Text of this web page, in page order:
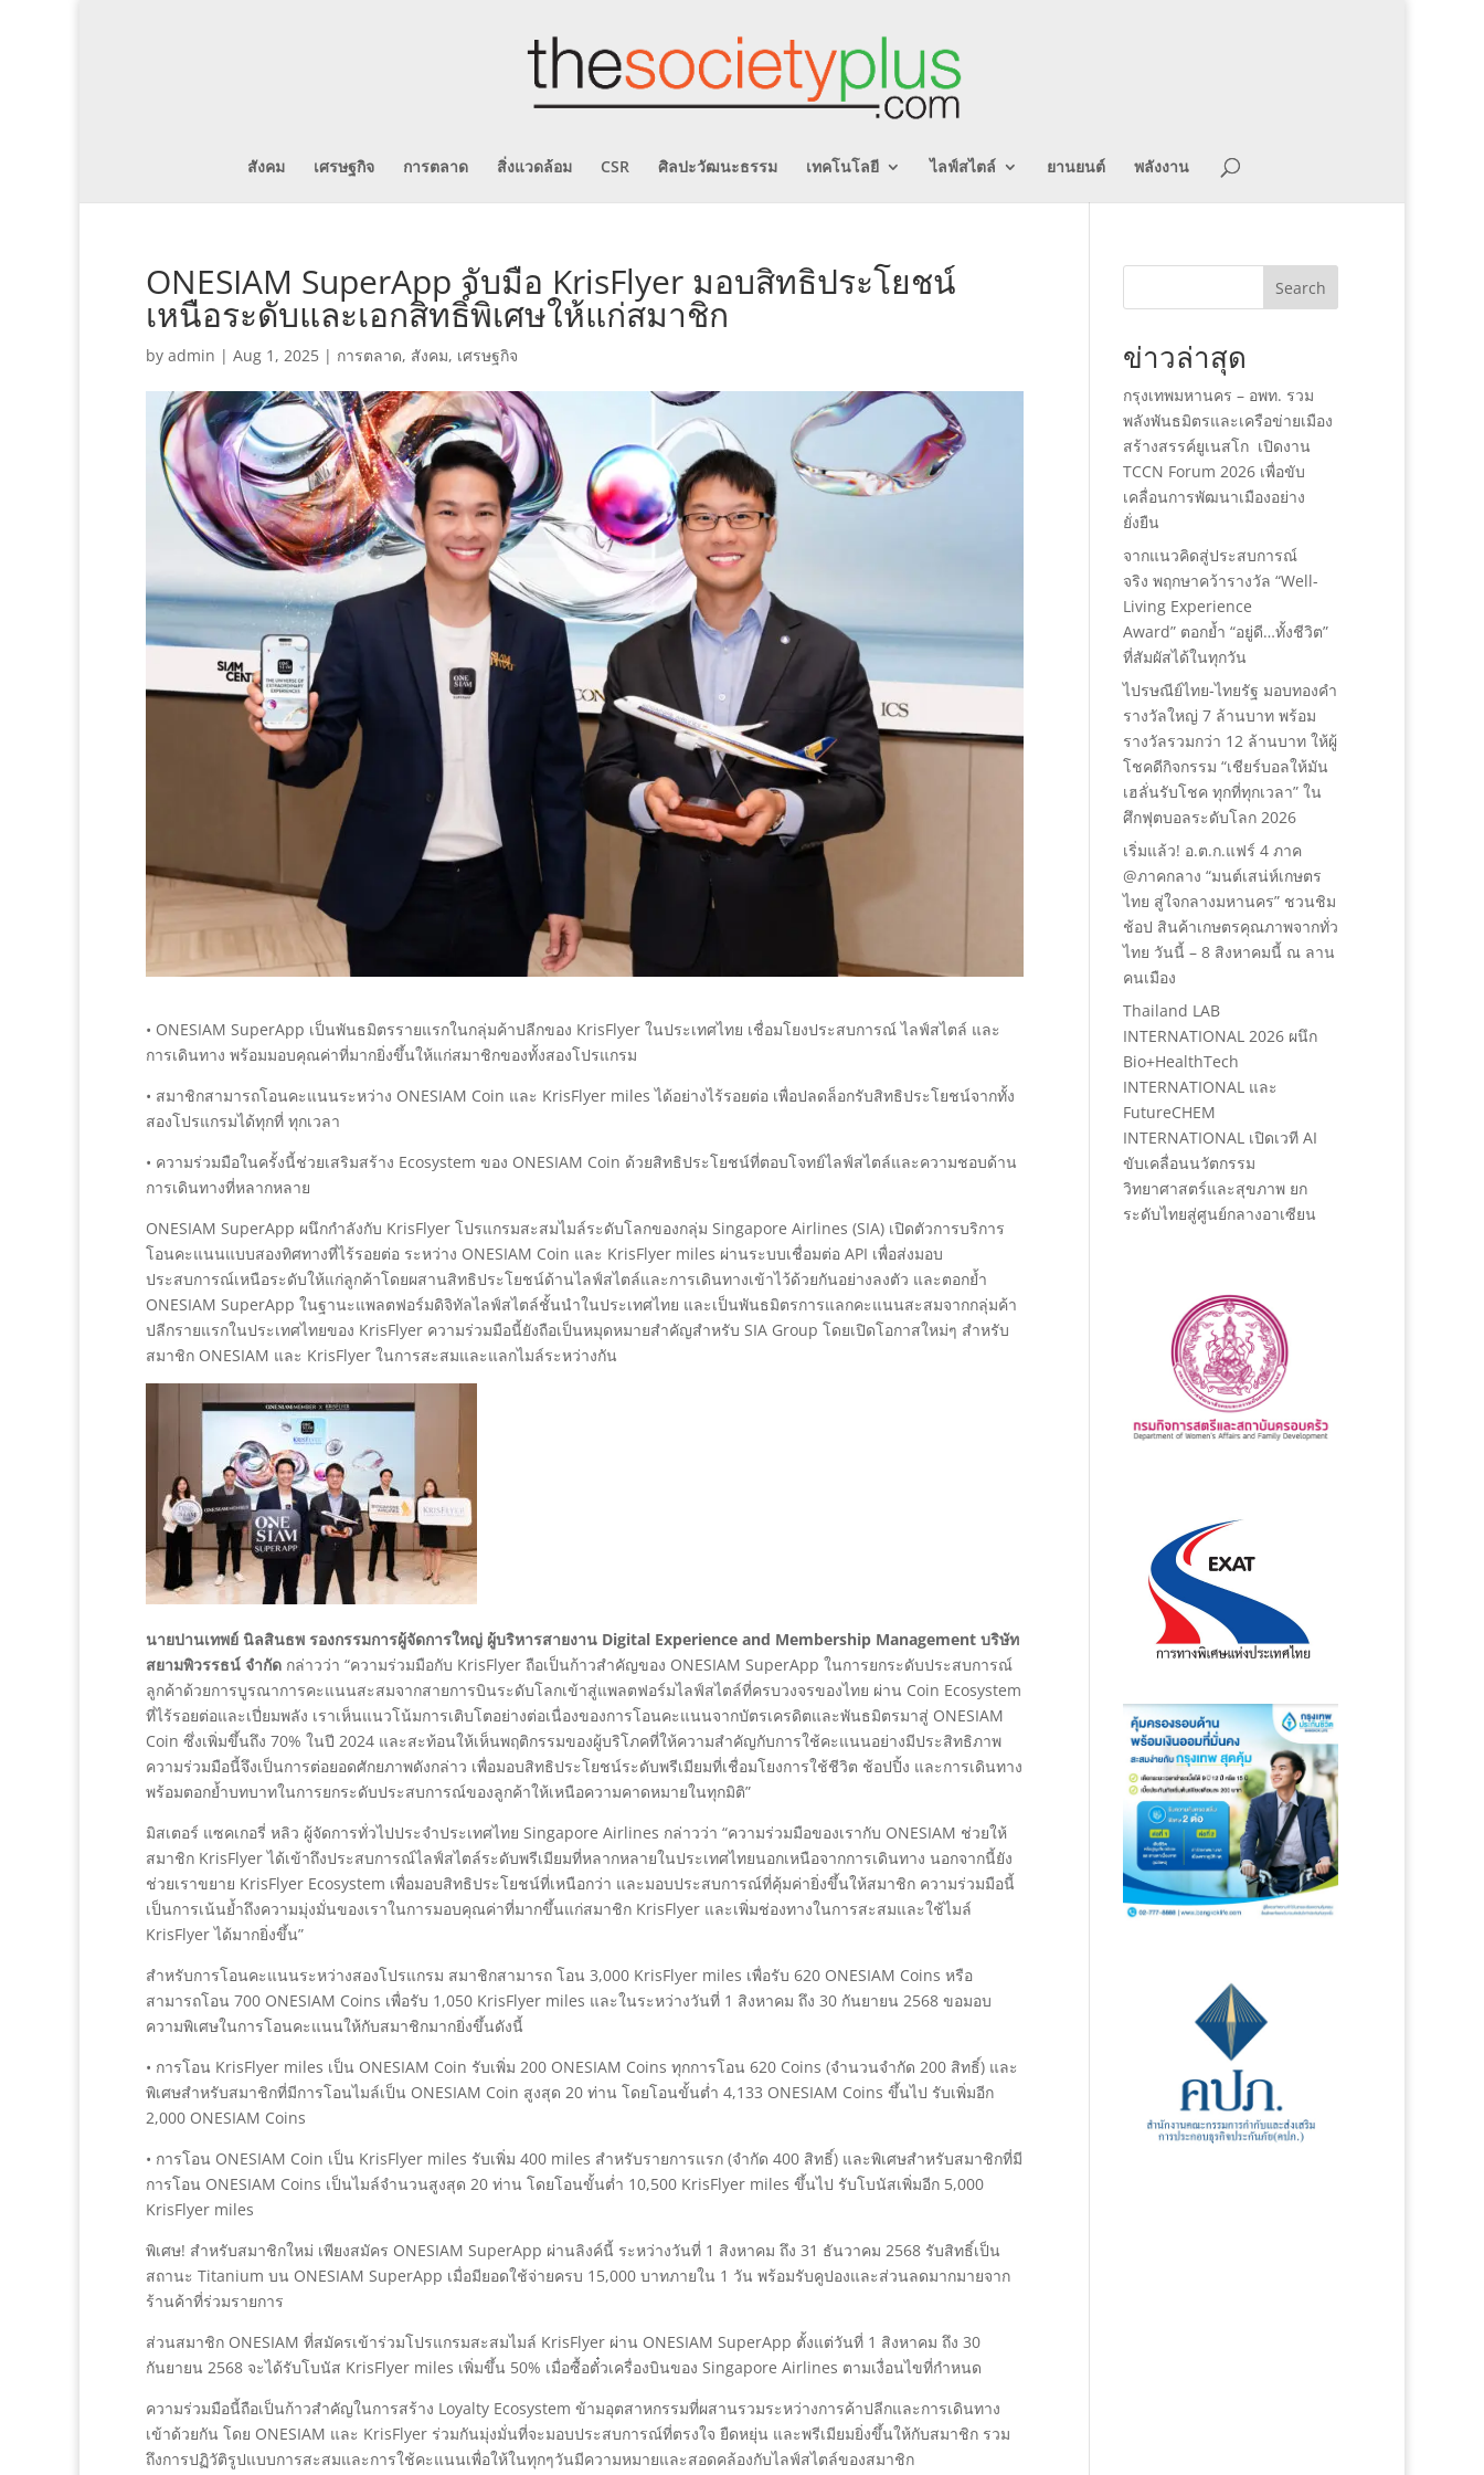
สังคม เศรษฐกิจ การตลาด สิ่งแวดล้อม CSR ศิลปะวัฒนะธรรม เทคโนโลยี ไลฟ์สไตล์ ยานยนต์ พลังงาน
ONESIAM SuperApp จับมือ KrisFlyer มอบสิทธิประโยชน์
เหนือระดับและเอกสิทธิ์พิเศษให้แก่สมาชิก
by admin | Aug 1, 2025 | การตลาด, สังคม, เศรษฐกิจ
• ONESIAM SuperApp เป็นพันธมิตรรายแรกในกลุ่มค้าปลีกของ KrisFlyer ในประเทศไทย เชื่อมโยงประสบการณ์ ไลฟ์สไตล์ และ
การเดินทาง พร้อมมอบคุณค่าที่มากยิ่งขึ้นให้แก่สมาชิกของทั้งสองโปรแกรม
• สมาชิกสามารถโอนคะแนนระหว่าง ONESIAM Coin และ KrisFlyer miles ได้อย่างไร้รอยต่อ เพื่อปลดล็อกรับสิทธิประโยชน์จากทั้ง
สองโปรแกรมได้ทุกที่ ทุกเวลา
• ความร่วมมือในครั้งนี้ช่วยเสริมสร้าง Ecosystem ของ ONESIAM Coin ด้วยสิทธิประโยชน์ที่ตอบโจทย์ไลฟ์สไตล์และความชอบด้าน
การเดินทางที่หลากหลาย
ONESIAM SuperApp ผนึกกำลังกับ KrisFlyer โปรแกรมสะสมไมล์ระดับโลกของกลุ่ม Singapore Airlines (SIA) เปิดตัวการบริการ
โอนคะแนนแบบสองทิศทางที่ไร้รอยต่อ ระหว่าง ONESIAM Coin และ KrisFlyer miles ผ่านระบบเชื่อมต่อ API เพื่อส่งมอบ
ประสบการณ์เหนือระดับให้แก่ลูกค้าโดยผสานสิทธิประโยชน์ด้านไลฟ์สไตล์และการเดินทางเข้าไว้ด้วยกันอย่างลงตัว และตอกย้ำ
ONESIAM SuperApp ในฐานะแพลตฟอร์มดิจิทัลไลฟ์สไตล์ชั้นนำในประเทศไทย และเป็นพันธมิตรการแลกคะแนนสะสมจากกลุ่มค้า
ปลีกรายแรกในประเทศไทยของ KrisFlyer ความร่วมมือนี้ยังถือเป็นหมุดหมายสำคัญสำหรับ SIA Group โดยเปิดโอกาสใหม่ๆ สำหรับ
สมาชิก ONESIAM และ KrisFlyer ในการสะสมและแลกไมล์ระหว่างกัน
นายปานเทพย์ นิลสินธพ รองกรรมการผู้จัดการใหญ่ ผู้บริหารสายงาน Digital Experience and Membership Management บริษัท
สยามพิวรรธน์ จำกัด กล่าวว่า “ความร่วมมือกับ KrisFlyer ถือเป็นก้าวสำคัญของ ONESIAM SuperApp ในการยกระดับประสบการณ์
ลูกค้าด้วยการบูรณาการคะแนนสะสมจากสายการบินระดับโลกเข้าสู่แพลตฟอร์มไลฟ์สไตล์ที่ครบวงจรของไทย ผ่าน Coin Ecosystem
ที่ไร้รอยต่อและเปี่ยมพลัง เราเห็นแนวโน้มการเติบโตอย่างต่อเนื่องของการโอนคะแนนจากบัตรเครดิตและพันธมิตรมาสู่ ONESIAM
Coin ซึ่งเพิ่มขึ้นถึง 70% ในปี 2024 และสะท้อนให้เห็นพฤติกรรมของผู้บริโภคที่ให้ความสำคัญกับการใช้คะแนนอย่างมีประสิทธิภาพ
ความร่วมมือนี้จึงเป็นการต่อยอดศักยภาพดังกล่าว เพื่อมอบสิทธิประโยชน์ระดับพรีเมียมที่เชื่อมโยงการใช้ชีวิต ช้อปปิ้ง และการเดินทาง
พร้อมตอกย้ำบทบาทในการยกระดับประสบการณ์ของลูกค้าให้เหนือความคาดหมายในทุกมิติ”
มิสเตอร์ แซคเกอรี่ หลิว ผู้จัดการทั่วไปประจำประเทศไทย Singapore Airlines กล่าวว่า “ความร่วมมือของเรากับ ONESIAM ช่วยให้
สมาชิก KrisFlyer ได้เข้าถึงประสบการณ์ไลฟ์สไตล์ระดับพรีเมียมที่หลากหลายในประเทศไทยนอกเหนือจากการเดินทาง นอกจากนี้ยัง
ช่วยเราขยาย KrisFlyer Ecosystem เพื่อมอบสิทธิประโยชน์ที่เหนือกว่า และมอบประสบการณ์ที่คุ้มค่ายิ่งขึ้นให้สมาชิก ความร่วมมือนี้
เป็นการเน้นย้ำถึงความมุ่งมั่นของเราในการมอบคุณค่าที่มากขึ้นแก่สมาชิก KrisFlyer และเพิ่มช่องทางในการสะสมและใช้ไมล์
KrisFlyer ได้มากยิ่งขึ้น”
สำหรับการโอนคะแนนระหว่างสองโปรแกรม สมาชิกสามารถ โอน 3,000 KrisFlyer miles เพื่อรับ 620 ONESIAM Coins หรือ
สามารถโอน 700 ONESIAM Coins เพื่อรับ 1,050 KrisFlyer miles และในระหว่างวันที่ 1 สิงหาคม ถึง 30 กันยายน 2568 ขอมอบ
ความพิเศษในการโอนคะแนนให้กับสมาชิกมากยิ่งขึ้นดังนี้
• การโอน KrisFlyer miles เป็น ONESIAM Coin รับเพิ่ม 200 ONESIAM Coins ทุกการโอน 620 Coins (จำนวนจำกัด 200 สิทธิ์) และ
พิเศษสำหรับสมาชิกที่มีการโอนไมล์เป็น ONESIAM Coin สูงสุด 20 ท่าน โดยโอนขั้นต่ำ 4,133 ONESIAM Coins ขึ้นไป รับเพิ่มอีก
2,000 ONESIAM Coins
• การโอน ONESIAM Coin เป็น KrisFlyer miles รับเพิ่ม 400 miles สำหรับรายการแรก (จำกัด 400 สิทธิ์) และพิเศษสำหรับสมาชิกที่มี
การโอน ONESIAM Coins เป็นไมล์จำนวนสูงสุด 20 ท่าน โดยโอนขั้นต่ำ 10,500 KrisFlyer miles ขึ้นไป รับโบนัสเพิ่มอีก 5,000
KrisFlyer miles
พิเศษ! สำหรับสมาชิกใหม่ เพียงสมัคร ONESIAM SuperApp ผ่านลิงค์นี้ ระหว่างวันที่ 1 สิงหาคม ถึง 31 ธันวาคม 2568 รับสิทธิ์เป็น
สถานะ Titanium บน ONESIAM SuperApp เมื่อมียอดใช้จ่ายครบ 15,000 บาทภายใน 1 วัน พร้อมรับคูปองและส่วนลดมากมายจาก
ร้านค้าที่ร่วมรายการ
ส่วนสมาชิก ONESIAM ที่สมัครเข้าร่วมโปรแกรมสะสมไมล์ KrisFlyer ผ่าน ONESIAM SuperApp ตั้งแต่วันที่ 1 สิงหาคม ถึง 30
กันยายน 2568 จะได้รับโบนัส KrisFlyer miles เพิ่มขึ้น 50% เมื่อซื้อตั๋วเครื่องบินของ Singapore Airlines ตามเงื่อนไขที่กำหนด
ความร่วมมือนี้ถือเป็นก้าวสำคัญในการสร้าง Loyalty Ecosystem ข้ามอุตสาหกรรมที่ผสานรวมระหว่างการค้าปลีกและการเดินทาง
เข้าด้วยกัน โดย ONESIAM และ KrisFlyer ร่วมกันมุ่งมั่นที่จะมอบประสบการณ์ที่ตรงใจ ยืดหยุ่น และพรีเมียมยิ่งขึ้นให้กับสมาชิก รวม
ถึงการปฏิวัติรูปแบบการสะสมและการใช้คะแนนเพื่อให้ในทุกๆวันมีความหมายและสอดคล้องกับไลฟ์สไตล์ของสมาชิก
Search
ข่าวล่าสุด
กรุงเทพมหานคร – อพท. รวม
พลังพันธมิตรและเครือข่ายเมือง
สร้างสรรค์ยูเนสโก เปิดงาน
TCCN Forum 2026 เพื่อขับ
เคลื่อนการพัฒนาเมืองอย่าง
ยั่งยืน
จากแนวคิดสู่ประสบการณ์
จริง พฤกษาคว้ารางวัล “Well-
Living Experience
Award” ตอกย้ำ “อยู่ดี…ทั้งชีวิต”
ที่สัมผัสได้ในทุกวัน
ไปรษณีย์ไทย-ไทยรัฐ มอบทองคำ
รางวัลใหญ่ 7 ล้านบาท พร้อม
รางวัลรวมกว่า 12 ล้านบาท ให้ผู้
โชคดีกิจกรรม “เชียร์บอลให้มัน
เฮลั่นรับโชค ทุกที่ทุกเวลา” ใน
ศึกฟุตบอลระดับโลก 2026
เริ่มแล้ว! อ.ต.ก.แฟร์ 4 ภาค
@ภาคกลาง “มนต์เสน่ห์เกษตร
ไทย สู่ใจกลางมหานคร” ชวนชิม
ช้อป สินค้าเกษตรคุณภาพจากทั่ว
ไทย วันนี้ – 8 สิงหาคมนี้ ณ ลาน
คนเมือง
Thailand LAB
INTERNATIONAL 2026 ผนึก
Bio+HealthTech
INTERNATIONAL และ
FutureCHEM
INTERNATIONAL เปิดเวที AI
ขับเคลื่อนนวัตกรรม
วิทยาศาสตร์และสุขภาพ ยก
ระดับไทยสู่ศูนย์กลางอาเซียน